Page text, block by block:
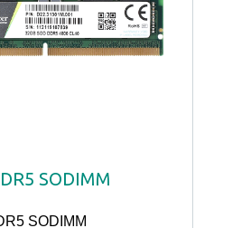
SODIMM
SODIMM